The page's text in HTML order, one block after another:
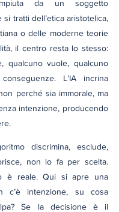
da un soggetto
si tratti dell’etica aristotelica,
o delle moderne teorie
il centro resta lo stesso:
qualcuno vuole, qualcuno
L’IA incrina
perché sia immorale, ma
intenzione, producendo
discrimina, esclude,
non lo fa per scelta.
è reale. Qui si apre una
c’è intenzione, su cosa
Se la decisione è il